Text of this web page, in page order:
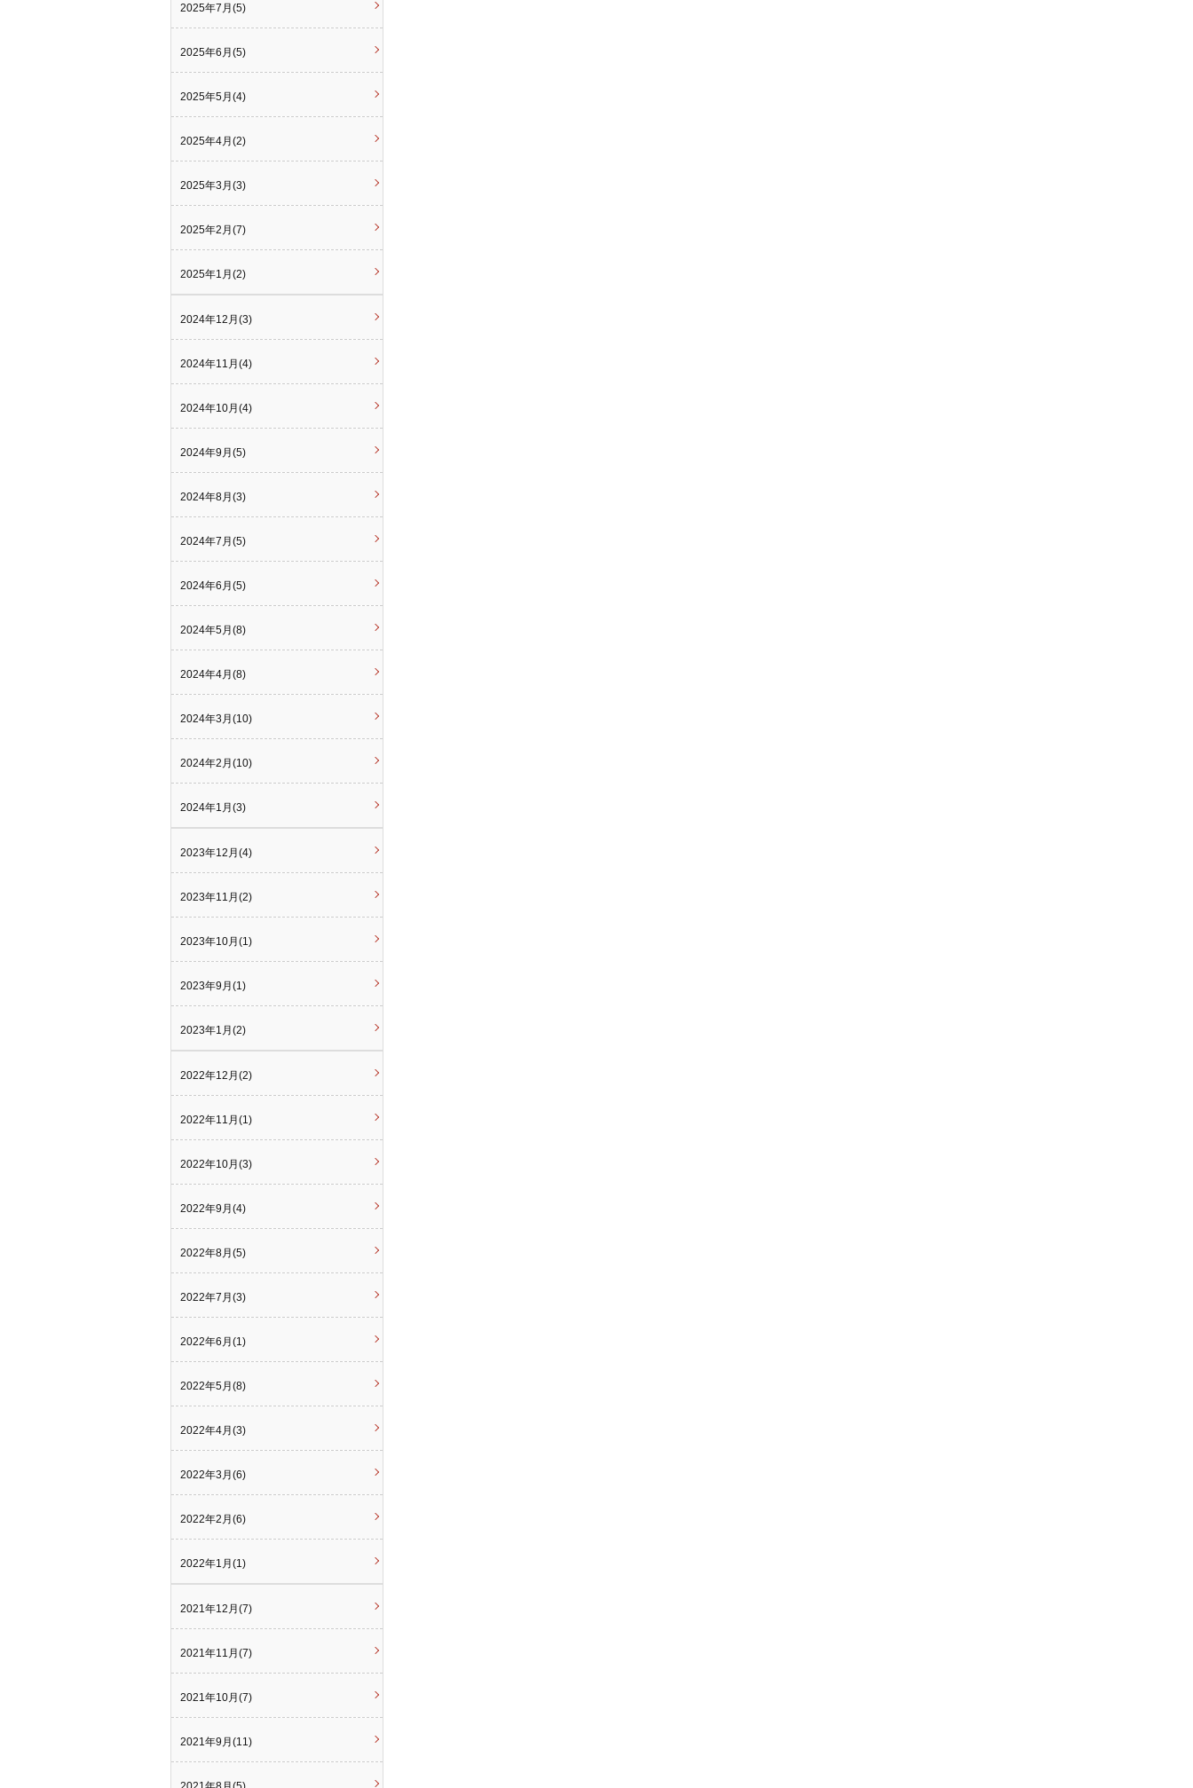
2025年7月(5)
2025年6月(5)
2025年5月(4)
2025年4月(2)
2025年3月(3)
2025年2月(7)
2025年1月(2)
2024年12月(3)
2024年11月(4)
2024年10月(4)
2024年9月(5)
2024年8月(3)
2024年7月(5)
2024年6月(5)
2024年5月(8)
2024年4月(8)
2024年3月(10)
2024年2月(10)
2024年1月(3)
2023年12月(4)
2023年11月(2)
2023年10月(1)
2023年9月(1)
2023年1月(2)
2022年12月(2)
2022年11月(1)
2022年10月(3)
2022年9月(4)
2022年8月(5)
2022年7月(3)
2022年6月(1)
2022年5月(8)
2022年4月(3)
2022年3月(6)
2022年2月(6)
2022年1月(1)
2021年12月(7)
2021年11月(7)
2021年10月(7)
2021年9月(11)